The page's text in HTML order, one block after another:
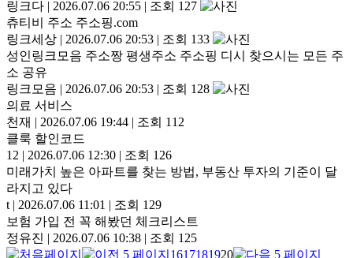
링크다 | 2026.07.06 20:55 | 조회 127
츄티비 주소 주소핑.com
링크세상 | 2026.07.06 20:53 | 조회 133
성인링크모음 주소짱 평생주소 주소핑 디시 찾으시는 모든 주
소 공유
링크모음 | 2026.07.06 20:53 | 조회 128
의료 서비스
천재 | 2026.07.06 19:44 | 조회 112
클룩 할인코드
12 | 2026.07.06 12:30 | 조회 126
미래가치 높은 아파트를 찾는 방법, 부동산 투자의 기준이 달
라지고 있다
t | 2026.07.06 11:01 | 조회 129
보험 가입 전 꼭 해봤던 체크리스트
정유진 | 2026.07.06 10:38 | 조회 125
1617181920